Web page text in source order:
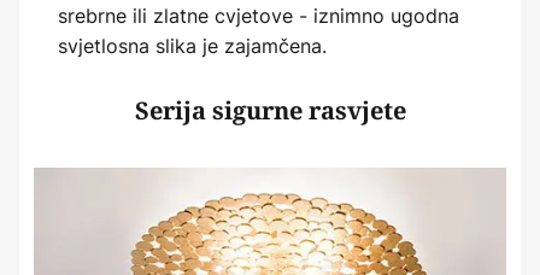
srebrne ili zlatne cvjetove - iznimno ugodna
svjetlosna slika je zajamčena.
Serija sigurne rasvjete